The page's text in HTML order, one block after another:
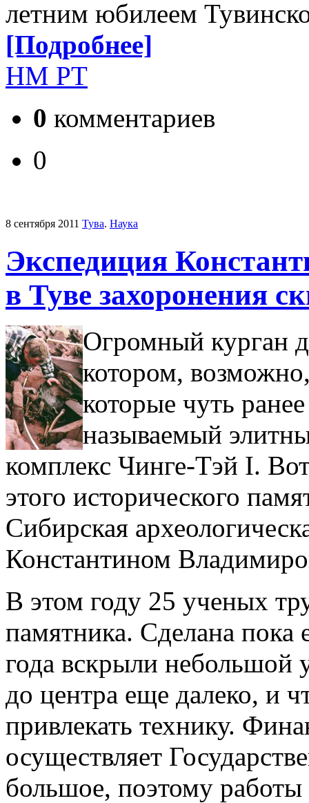
летним юбилеем
[Подробнее]
НМ РТ
0 комментариев
0
8 сентября 2011 Тува. Наука
Экспедиция
в Туве захоронения
Огромный курган
котором,
которые чуть
называемый
комплекс Чинге-Тэй I.
этого исторического
Сибирская
Константином
В этом году 25 ученых
памятника. Сделана пока
года вскрыли небольшой
до центра еще далеко, и
привлекать технику.
осуществляет
большое, поэтому